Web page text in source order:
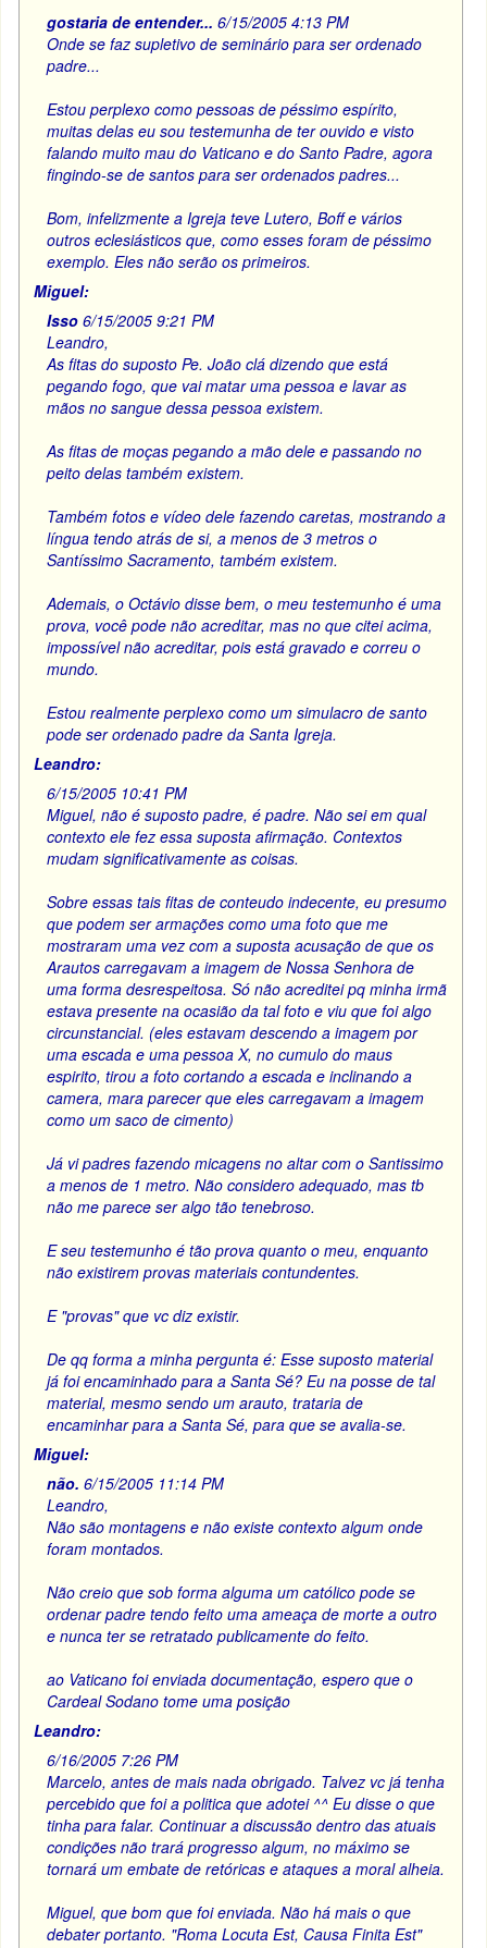
gostaria de entender... 6/15/2005 4:13 PM
Onde se faz supletivo de seminário para ser ordenado
padre...
Estou perplexo como pessoas de péssimo espírito,
muitas delas eu sou testemunha de ter ouvido e visto
falando muito mau do Vaticano e do Santo Padre, agora
fingindo-se de santos para ser ordenados padres...
Bom, infelizmente a Igreja teve Lutero, Boff e vários
outros eclesiásticos que, como esses foram de péssimo
exemplo. Eles não serão os primeiros.
Miguel:
Isso 6/15/2005 9:21 PM
Leandro,
As fitas do suposto Pe. João clá dizendo que está
pegando fogo, que vai matar uma pessoa e lavar as
mãos no sangue dessa pessoa existem.
As fitas de moças pegando a mão dele e passando no
peito delas também existem.
Também fotos e vídeo dele fazendo caretas, mostrando a
língua tendo atrás de si, a menos de 3 metros o
Santíssimo Sacramento, também existem.
Ademais, o Octávio disse bem, o meu testemunho é uma
prova, você pode não acreditar, mas no que citei acima,
impossível não acreditar, pois está gravado e correu o
mundo.
Estou realmente perplexo como um simulacro de santo
pode ser ordenado padre da Santa Igreja.
Leandro:
6/15/2005 10:41 PM
Miguel, não é suposto padre, é padre. Não sei em qual
contexto ele fez essa suposta afirmação. Contextos
mudam significativamente as coisas.
Sobre essas tais fitas de conteudo indecente, eu presumo
que podem ser armações como uma foto que me
mostraram uma vez com a suposta acusação de que os
Arautos carregavam a imagem de Nossa Senhora de
uma forma desrespeitosa. Só não acreditei pq minha irmã
estava presente na ocasião da tal foto e viu que foi algo
circunstancial. (eles estavam descendo a imagem por
uma escada e uma pessoa X, no cumulo do maus
espirito, tirou a foto cortando a escada e inclinando a
camera, mara parecer que eles carregavam a imagem
como um saco de cimento)
Já vi padres fazendo micagens no altar com o Santissimo
a menos de 1 metro. Não considero adequado, mas tb
não me parece ser algo tão tenebroso.
E seu testemunho é tão prova quanto o meu, enquanto
não existirem provas materiais contundentes.
E "provas" que vc diz existir.
De qq forma a minha pergunta é: Esse suposto material
já foi encaminhado para a Santa Sé? Eu na posse de tal
material, mesmo sendo um arauto, trataria de
encaminhar para a Santa Sé, para que se avalia-se.
Miguel:
não. 6/15/2005 11:14 PM
Leandro,
Não são montagens e não existe contexto algum onde
foram montados.
Não creio que sob forma alguma um católico pode se
ordenar padre tendo feito uma ameaça de morte a outro
e nunca ter se retratado publicamente do feito.
ao Vaticano foi enviada documentação, espero que o
Cardeal Sodano tome uma posição
Leandro:
6/16/2005 7:26 PM
Marcelo, antes de mais nada obrigado. Talvez vc já tenha
percebido que foi a politica que adotei ^^ Eu disse o que
tinha para falar. Continuar a discussão dentro das atuais
condições não trará progresso algum, no máximo se
tornará um embate de retóricas e ataques a moral alheia.
Miguel, que bom que foi enviada. Não há mais o que
debater portanto. "Roma Locuta Est, Causa Finita Est"